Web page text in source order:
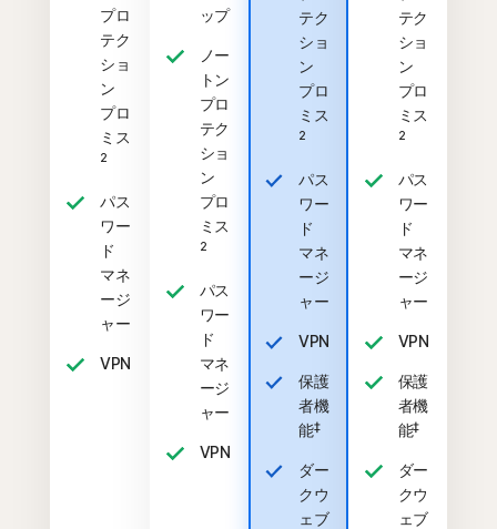
プロ
テク
ショ
ン
プロ
ミス
2
パス
ワー
ド
マネ
ージ
ャー
VPN
ップ
ノー
トン
プロ
テク
ショ
ン
プロ
ミス
2
パス
ワー
ド
マネ
ージ
ャー
VPN
テク
ショ
ン
プロ
ミス
2
パス
ワー
ド
マネ
ージ
ャー
VPN
保護
者機
能‡
ダー
クウ
ェブ
テク
ショ
ン
プロ
ミス
2
パス
ワー
ド
マネ
ージ
ャー
VPN
保護
者機
能‡
ダー
クウ
ェブ